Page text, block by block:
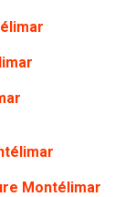
Montélimar